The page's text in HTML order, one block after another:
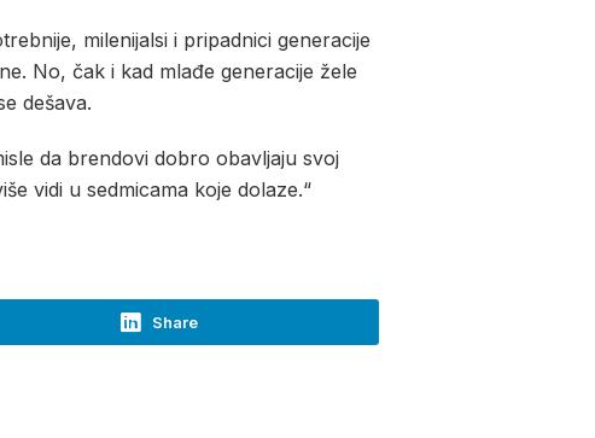
milenijalsi i pripadnici generacije
No, čak i kad mlađe generacije žele
dešava.
da brendovi dobro obavljaju svoj
vidi u sedmicama koje dolaze.“
Share